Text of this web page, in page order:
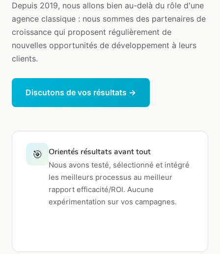
Depuis 2019, nous allons bien au-delà du rôle d'une
agence classique : nous sommes des partenaires de
croissance qui proposent régulièrement de
nouvelles opportunités de développement à leurs
clients.
Discutons de vos résultats →
🎯 Orientés résultats avant tout
Nous avons testé, sélectionné et intégré
les meilleurs processus au meilleur
rapport efficacité/ROI. Aucune
expérimentation sur vos campagnes.